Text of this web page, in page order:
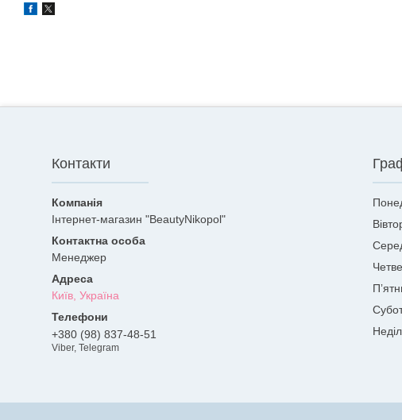
Контакти
Інтернет-магазин "BeautyNikopol"
Менеджер
Київ, Україна
+380 (98) 837-48-51
Viber, Telegram